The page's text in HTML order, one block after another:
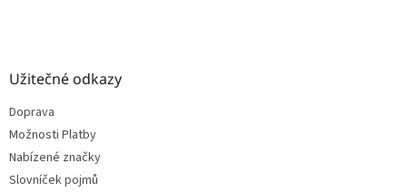
Užitečné odkazy
Doprava
Možnosti Platby
Nabízené značky
Slovníček pojmů